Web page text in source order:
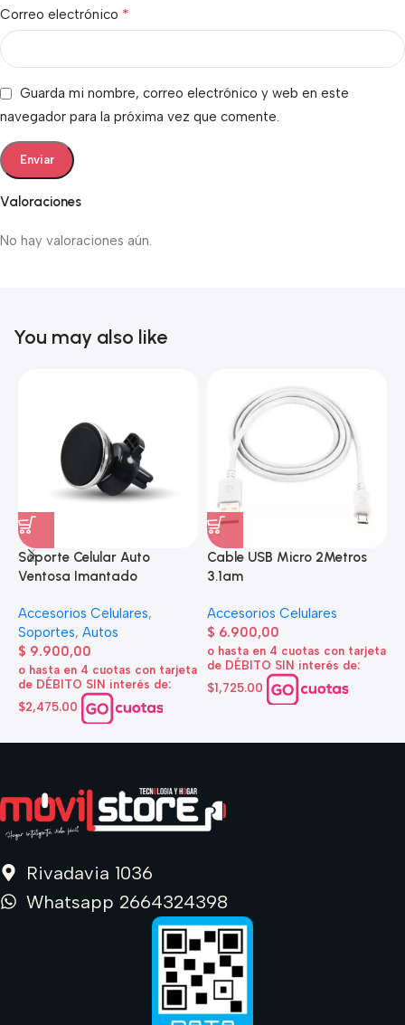
Valoraciones
No hay valoraciones aún.
Correo electrónico *
Guarda mi nombre, correo electrónico y web en este
navegador para la próxima vez que comente.
You may also like
Soporte Celular Auto
Ventosa Imantado
Accesorios Celulares,
Soportes, Autos
$ 9.900,00
o hasta en 4 cuotas con tarjeta
de DÉBITO SIN interés de:
$2,475.00
Cable USB Micro 2Metros
3.1am
Accesorios Celulares
$ 6.900,00
o hasta en 4 cuotas con tarjeta
de DÉBITO SIN interés de:
$1,725.00
Rivadavia 1036
Whatsapp 2664324398